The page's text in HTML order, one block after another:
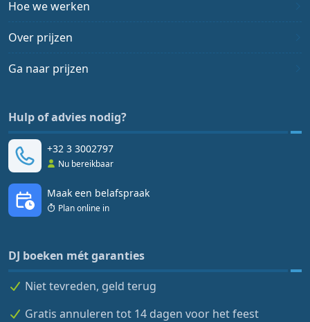
Hoe we werken
Over prijzen
Ga naar prijzen
Hulp of advies nodig?
+32 3 3002797
Nu bereikbaar
Maak een belafspraak
Plan online in
DJ boeken mét garanties
Niet tevreden, geld terug
Gratis annuleren tot 14 dagen voor het feest